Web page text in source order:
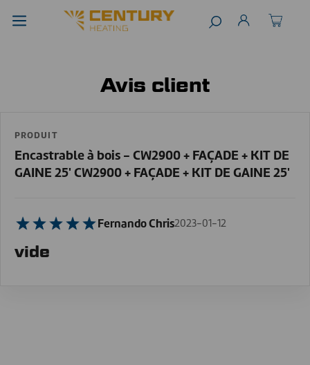
Avis client
PRODUIT
Encastrable à bois - CW2900 + FAÇADE + KIT DE
GAINE 25' CW2900 + FAÇADE + KIT DE GAINE 25'
Fernando Chris2023-01-12
vide